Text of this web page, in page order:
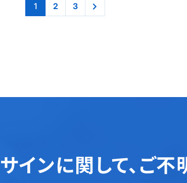
1 2 3
インに関して、 ご不